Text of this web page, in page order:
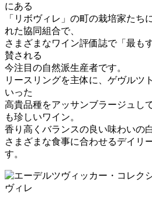
にある
「リボヴィレ」の町の栽培家たち
れた協同組合で、
さまざまなワイン評価誌で「最も
賛される
今注目の自然派生産者です。
リースリングを主体に、ゲヴルツ
いった
高貴品種をアッサンブラージュし
も珍しいワイン。
香り高くバランスの良い味わいの
さまざまな食事に合わせるデイリ
す。